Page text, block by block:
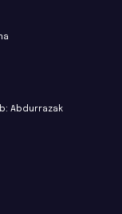
Abdurrazak